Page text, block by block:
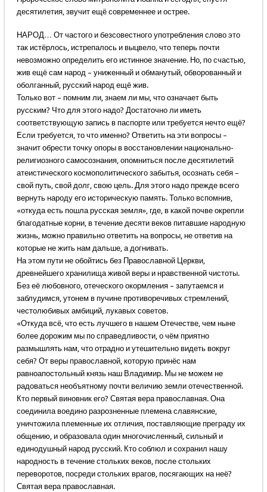
десятилетия, звучит ещё современнее и острее.
НАРОД… От частого и безсовестного употребления слово это
так истёрлось, истрепалось и выцвело, что теперь почти
невозможно определить его истинное значение. Но, по счастью,
жив ещё сам народ – униженный и обманутый, обворованный и
оболганный, русский народ ещё жив.
Только вот – помним ли, знаем ли мы, что означает быть
русским? Что для этого надо? Достаточно ли иметь
соответствующую запись в паспорте или требуется нечто ещё?
Если требуется, то что именно? Ответить на эти вопросы –
значит обрести точку опоры в восстановлении национально-
религиозного самосознания, опомниться после десятилетий
атеистического космополитического забытья, осознать себя –
свой путь, свой долг, свою цель. Для этого надо прежде всего
вернуть народу его историческую память. Только вспомнив,
«откуда есть пошла русская земля», где, в какой почве окрепли
благодатные корни, в течение десяти веков питавшие народную
жизнь, можно правильно ответить на вопросы, не ответив на
которые не жить нам дальше, а догнивать.
На этом пути не обойтись без Православной Церкви,
древнейшего хранилища живой веры и нравственной чистоты.
Без её любовного, отеческого окормления – запутаемся и
заблудимся, утонем в пучине противоречивых стремлений,
честолюбивых амбиций, лукавых советов.
«Откуда всё, что есть лучшего в нашем Отечестве, чем ныне
более дорожим мы по справедливости, о чём приятно
размышлять нам, что отрадно и утешительно видеть вокруг
себя? От веры православной, которую принёс нам
равноапостольный князь наш Владимир. Мы не можем не
радоваться необъятному почти величию земли отечественной.
Кто первый виновник его? Святая вера православная. Она
соединила воедино разрозненные племена славянские,
уничтожила племенные их отличия, поставляющие преграду их
общению, и образовала один многочисленный, сильный и
единодушный народ русский. Кто соблюл и сохранил нашу
народность в течение стольких веков, после стольких
переворотов, посреди стольких врагов, посягающих на неё?
Святая вера православная.